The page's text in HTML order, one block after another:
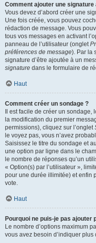
Comment ajouter une
Vous devez d’abord créer une
Une fois créée, vous pouvez
rédaction de message. Vous
tous vos messages en activant
panneau de l’utilisateur (onglet
préférences de message). Par la
signature d’être ajoutée à un
signature dans le formulaire de
Haut
Comment créer un sondage ?
Il est facile de créer un sondage,
la modification du premier
permissions), cliquez sur l’onglet
le voyez pas, vous n’avez
Saisissez le titre du sondage et
une option par ligne dans le
le nombre de réponses qu’un
« Option(s) par l’utilisateur »,
pour une durée illimitée) et enfin
vote.
Haut
Pourquoi ne puis-je pas ajouter
Le nombre d’options maximum
vous avez besoin d’indiquer plus